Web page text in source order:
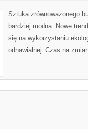
Sztuka zrównoważonego
bardziej modna. Nowe
się na wykorzystaniu
odnawialnej. Czas na